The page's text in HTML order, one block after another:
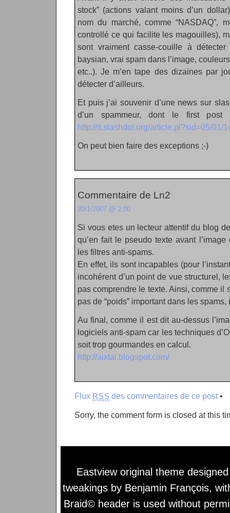
stock” (actions valant moins d’un
nom du marché, comme “NASDAQ”,
controllé ce qui facilite les magouilles),
sont vraiment casse-couille à
baysian, vrai spam dans l’image,
etc..). Je m’en tape des dizaines par
détecter d’ailleurs.
Et puis j’ai souvenir d’une news sur
d’un spammeur, dont le first
http://it.slashdot.org/article.pl?sid=05/01/
On peut bien faire des exceptions ;-)
Commentaire de Ln2
20/1/2007 @ 2:00
Si vous etes un lecteur attentif du blog
qu’en fait le pseudo texte avant
les filtres anti-spams.
En effet, ils sont incapables (pour
incohérent d’un point de vue structurel,
pas comprendre le texte. Ainsi, comme il
pas de “poids” important dans les
Au final, comme il est dit au-dessus
logiciels anti-spam car les techniques
soit trop gourmandes en calcul.
http://aixtal.blogspot.com/
Flux RSS des commentaires de ce post•
Sorry, the comment form is closed at this
Eastview original theme
tweakings by Benjamin François,
Braid© header is used without